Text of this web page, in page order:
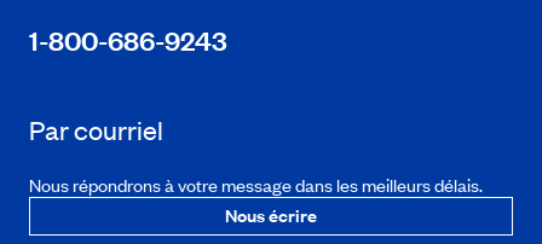
1-800-686-9243
Par courriel
Nous répondrons à votre message dans les meilleurs délais.
Nous écrire